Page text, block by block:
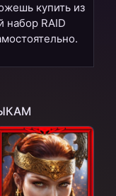
купить из
набор RAID